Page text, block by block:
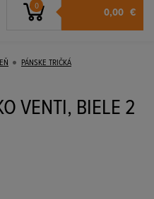
0 0,00 €
PÁNSKE TRIČKÁ
VENTI, BIELE 2